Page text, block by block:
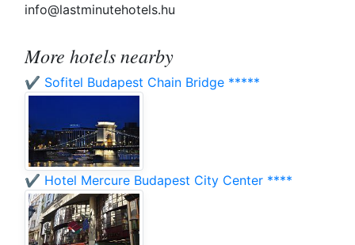
info@lastminutehotels.hu
More hotels nearby
✔️ Sofitel Budapest Chain Bridge *****
✔️ Hotel Mercure Budapest City Center ****